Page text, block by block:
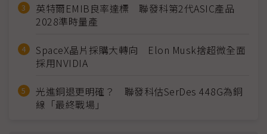
英特爾EMIB良率達標 聯發科第2代ASIC產品
2028準時量產
SpaceX晶片採購大轉向 Elon Musk捨超微全面
採用NVIDIA
光進銅退更明確？ 聯發科估SerDes 448G為銅
線「最終戰場」